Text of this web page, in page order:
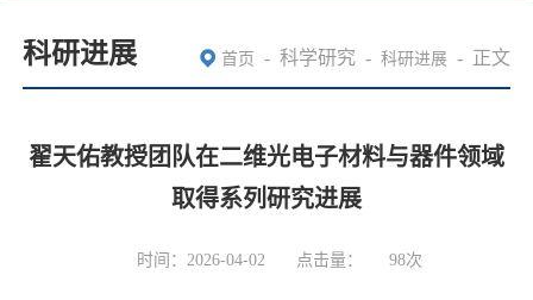
科研进展 首页 - 科学研究 - 科研进展 - 正文
翟天佑教授团队在二维光电子材料与器件领域
取得系列研究进展
时间：2026-04-02 点击量： 98次